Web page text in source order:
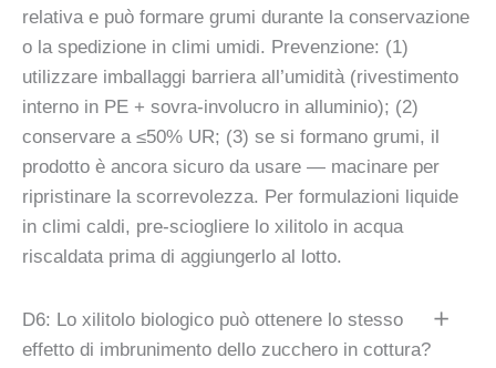
relativa e può formare grumi durante la conservazione
o la spedizione in climi umidi. Prevenzione: (1)
utilizzare imballaggi barriera all’umidità (rivestimento
interno in PE + sovra-involucro in alluminio); (2)
conservare a ≤50% UR; (3) se si formano grumi, il
prodotto è ancora sicuro da usare — macinare per
ripristinare la scorrevolezza. Per formulazioni liquide
in climi caldi, pre-sciogliere lo xilitolo in acqua
riscaldata prima di aggiungerlo al lotto.
D6: Lo xilitolo biologico può ottenere lo stesso
effetto di imbrunimento dello zucchero in cottura?